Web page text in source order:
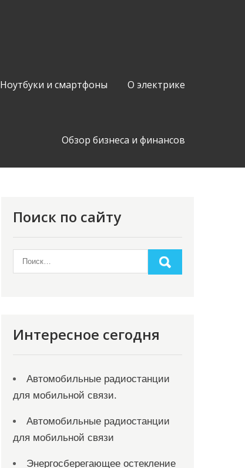
Ноутбуки и смартфоны О электрике
Обзор бизнеса и финансов
Поиск по сайту
Интересное сегодня
Автомобильные радиостанции
для мобильной связи.
Автомобильные радиостанции
для мобильной связи
Энергосберегающее остекление